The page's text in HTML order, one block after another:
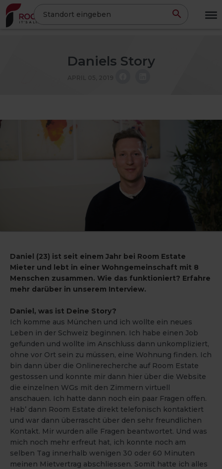
Direkt
zum
Inhalt
Standort eingeben
Daniels Story
Daniel (23) ist seit einem Jahr bei Room Estate
Mieter und lebt in einer Wohngemeinschaft mit 8
Menschen zusammen. Wie das funktioniert? Erfahre
mehr darüber in unserem Interview.
Daniel, was ist Deine Story?
Ich komme aus München und ich wollte ein neues
Leben in der Schweiz beginnen. Ich habe einen Job
gefunden und wollte im Anschluss dann unkompliziert,
ohne vor Ort sein zu müssen, eine Wohnung finden. Ich
bin dann über die Onlinerecherche auf Room Estate
gestossen und konnte mir dann hier über die Website
die einzelnen WGs mit den Zimmern virtuell
anschauen. Ich hatte dann noch ein paar Fragen offen.
Hab’ dann Room Estate direkt telefonisch kontaktiert
und war dann überrascht über den sehr freundlichen
Kontakt. Mir wurden alle Fragen beantwortet. Und was
mich noch mehr erfreut hat, ich konnte noch am
selben Tag innerhalb wenigen 30 oder 60 Minuten
meinen Mietvertrag abschliessen. Somit hatte ich alles